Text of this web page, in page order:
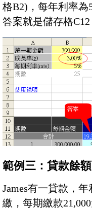
格B2)，每年利率為
答案就是儲存格C12
範例三：貸款餘額
James有一貸款，
繳，每期繳款